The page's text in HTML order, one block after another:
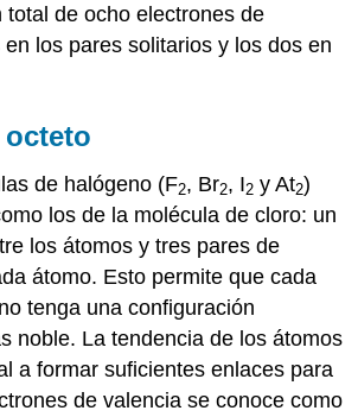
total de ocho electrones de
los pares solitarios y los dos en
de halógeno (F2, Br2, I2 y At2)
los de la molécula de cloro: un
los átomos y tres pares de
átomo. Esto permite que cada
tenga una configuración
noble. La tendencia de los átomos
a formar suficientes enlaces para
de valencia se conoce como